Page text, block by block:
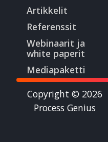
Artikkelit
Referenssit
Webinaarit ja
white paperit
Mediapaketti
Copyright © 2026
Process Genius​